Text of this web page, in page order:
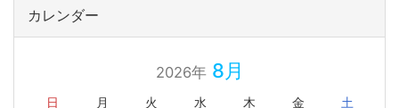
カレンダー
2026年8月
日 月 火 水 木 金 土